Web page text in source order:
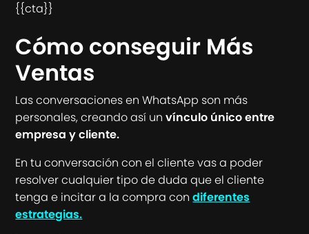
{{cta}}
Cómo conseguir Más
Ventas
Las conversaciones en WhatsApp son más
personales, creando así unvínculo único entre
empresa y cliente.
En tu conversación con el cliente vas a poder
resolver cualquier tipo de duda que el cliente
tenga e incitar a la compra condiferentes
estrategias.